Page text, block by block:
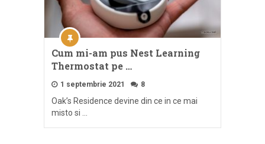
Cum mi-am pus Nest Learning
Thermostat pe …
1 septembrie 2021 8
Oak’s Residence devine din ce in ce mai
misto si …